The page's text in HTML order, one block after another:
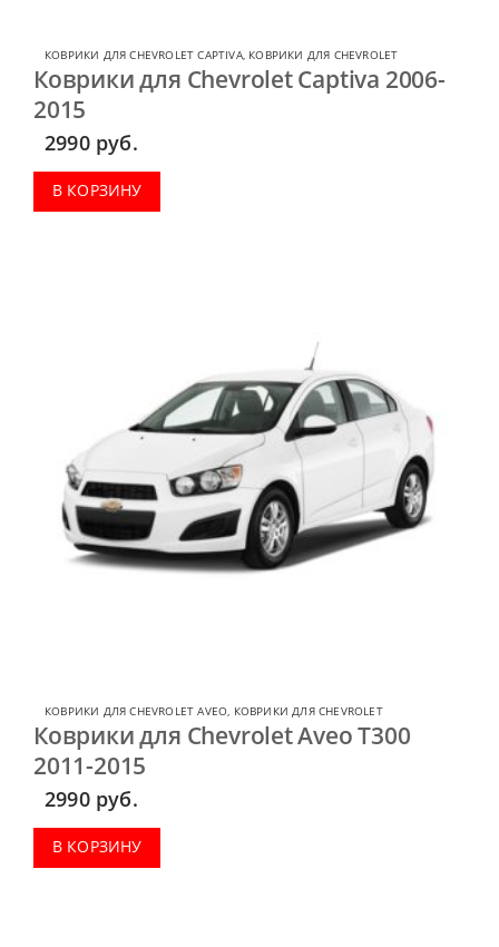
КОВРИКИ ДЛЯ CHEVROLET CAPTIVA, КОВРИКИ ДЛЯ CHEVROLET
Коврики для Chevrolet Captiva 2006-
2015
2990 руб.
В КОРЗИНУ
КОВРИКИ ДЛЯ CHEVROLET AVEO КОВРИКИ ДЛЯ CHEVROLET
Коврики для Chevrolet Aveo T300
2011-2015
2990 руб.
В КОРЗИНУ